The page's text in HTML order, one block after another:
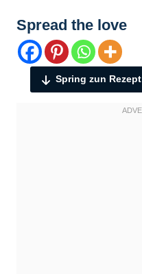
Spread the love
Spring zun Rezept